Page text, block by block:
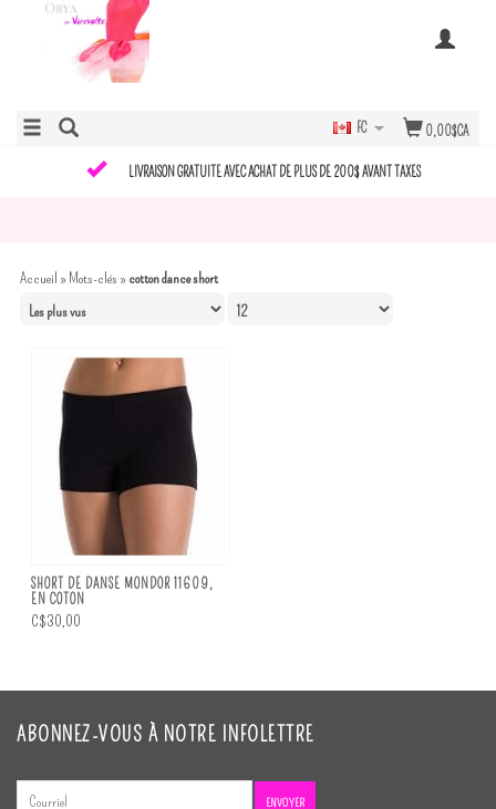
0,00$CA
FC
LIVRAISON GRATUITE AVEC ACHAT DE PLUS DE 200$ AVANT TAXES
Accueil »Mots-clés »cotton dance short
SHORT DE DANSE MONDOR 11609,
EN COTON
C$30,00
ABONNEZ-VOUS À NOTRE INFOLETTRE
ENVOYER